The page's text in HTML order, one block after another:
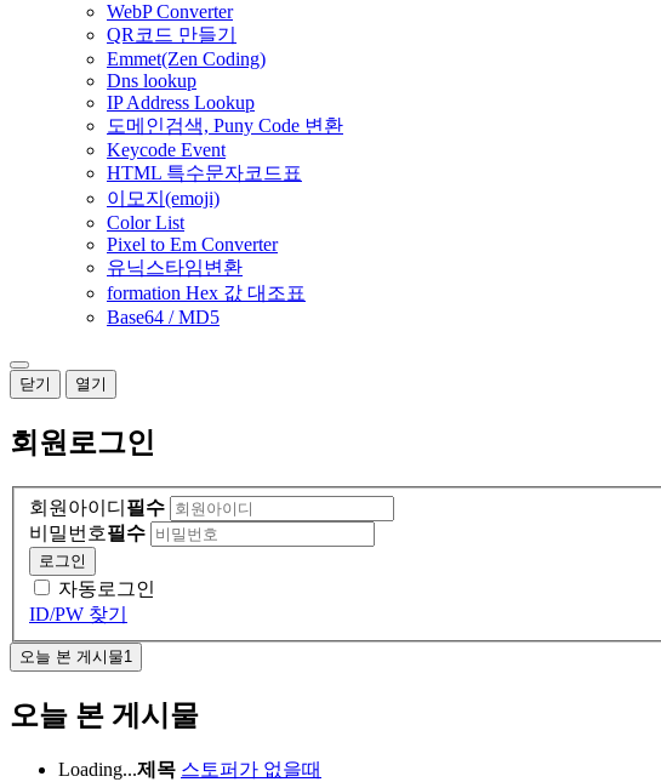
WebP Converter
QR코드 만들기
Emmet(Zen Coding)
Dns lookup
IP Address Lookup
도메인검색, Puny Code 변환
Keycode Event
HTML 특수문자코드표
이모지(emoji)
Color List
Pixel to Em Converter
유닉스타임변환
formation Hex 값 대조표
Base64 / MD5
닫기 열기
회원 로그인
회원아이디 필수
비밀번호필수
로그인
자동로그인
ID/PW 찾기
오늘 본 게시물1
오늘 본 게시물
Loading...제목 스토퍼가 없을때